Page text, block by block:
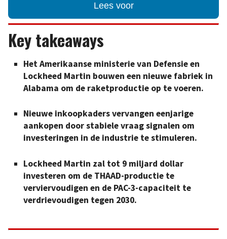
Lees voor
Key takeaways
Het Amerikaanse ministerie van Defensie en
Lockheed Martin bouwen een nieuwe fabriek in
Alabama om de raketproductie op te voeren.
Nieuwe inkoopkaders vervangen eenjarige
aankopen door stabiele vraag signalen om
investeringen in de industrie te stimuleren.
Lockheed Martin zal tot 9 miljard dollar
investeren om de THAAD-productie te
verviervoudigen en de PAC-3-capaciteit te
verdrievoudigen tegen 2030.